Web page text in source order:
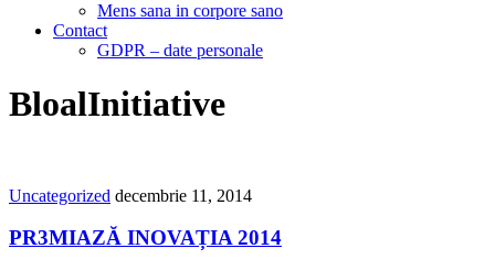
Mens sana in corpore sano
Contact
GDPR – date personale
BloalInitiative
Uncategorized decembrie 11, 2014
PR3MIAZĂ INOVAȚIA 2014